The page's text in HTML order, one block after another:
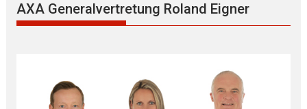
AXA Generalvertretung Roland Eigner